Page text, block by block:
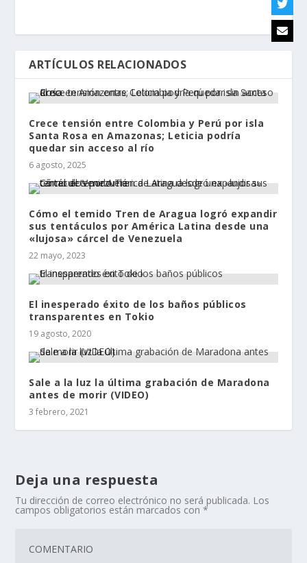
ARTÍCULOS RELACIONADOS
Crece tensión entre Colombia y Perú por isla
Santa Rosa en Amazonas; Leticia podría
quedar sin acceso al río
6 agosto, 2025
Cómo el temido Tren de Aragua logró expandir
sus tentáculos por América Latina desde una
«lujosa» cárcel de Venezuela
22 mayo, 2023
El inesperado éxito de los baños públicos
transparentes en Tokio
19 agosto, 2020
Sale a la luz la última grabación de Maradona
antes de morir (VIDEO)
3 febrero, 2021
Deja una respuesta
Tu dirección de correo electrónico no será publicada. Los
campos obligatorios están marcados con*